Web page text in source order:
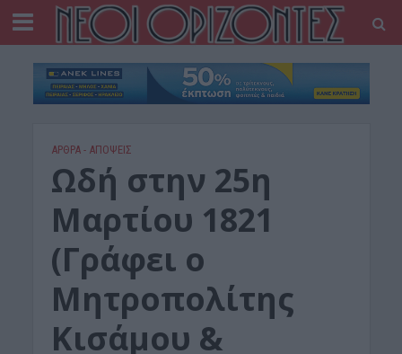
ΑΡΘΡΑ - ΑΠΟΨΕΙΣ
Ωδή στην 25η
Μαρτίου 1821
(Γράφει ο
Μητροπολίτης
Κισάμου &